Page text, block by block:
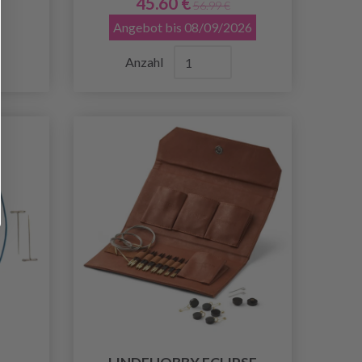
56.99 €
Angebot bis 08/09/2026
Anzahl